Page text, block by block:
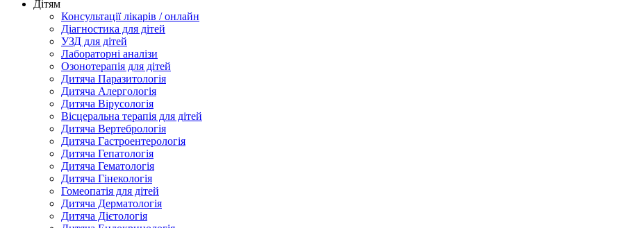
Нефрологія
Нормалізація ваги
Отоларінгологія
Офтальмологія
Паразитологія
Профілактика Онкологічних захворювань
Психіатрія
Психологія
Реабілітація
Реабілітація спортсменів
Ревматологія
Терапія
Трихологія
Урологія
Флебологія
Фізіотерапія
Косметологія
Дітям
Консультації лікарів / онлайн
Діагностика для дітей
УЗД для дітей
Лабораторні аналізи
Озонотерапія для дітей
Дитяча Паразитологія
Дитяча Алергологія
Дитяча Вірусологія
Вісцеральна терапія для дітей
Дитяча Вертебрологія
Дитяча Гастроентерологія
Дитяча Гепатологія
Дитяча Гематологія
Дитяча Гінекологія
Гомеопатія для дітей
Дитяча Дерматологія
Дитяча Дієтологія